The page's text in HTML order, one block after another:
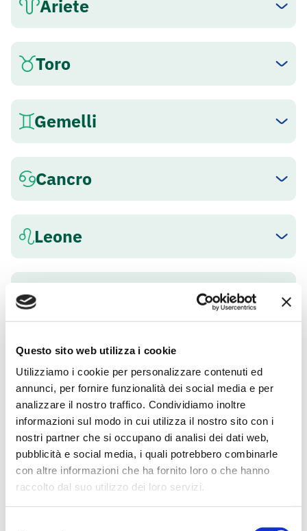
Questo sito web utilizza i cookie
Utilizziamo i cookie per personalizzare contenuti ed
annunci, per fornire funzionalità dei social media e per
analizzare il nostro traffico. Condividiamo inoltre
informazioni sul modo in cui utilizza il nostro sito con i
nostri partner che si occupano di analisi dei dati web,
pubblicità e social media, i quali potrebbero combinarle
con altre informazioni che ha fornito loro o che hanno
raccolto dal suo utilizzo dei loro servizi.
Ariete
Toro
Gemelli
Cancro
Leone
Bilancia
Scorpione
Sagittario